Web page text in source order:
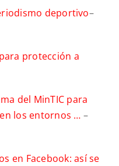
deportivo–
protección a
del MinTIC para
los entornos … –
en Facebook: así se